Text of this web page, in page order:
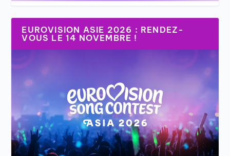
EUROVISION ASIE 2026 : RENDEZ-
VOUS LE 14 NOVEMBRE !